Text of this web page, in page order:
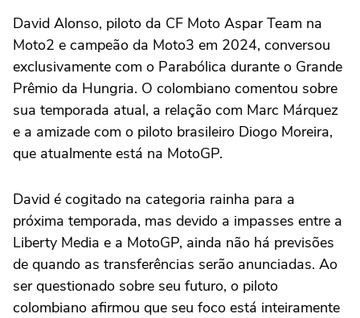
David Alonso, piloto da CF Moto Aspar Team na
Moto2 e campeão da Moto3 em 2024, conversou
exclusivamente com o Parabólica durante o Grande
Prêmio da Hungria. O colombiano comentou sobre
sua temporada atual, a relação com Marc Márquez
e a amizade com o piloto brasileiro Diogo Moreira,
que atualmente está na MotoGP.
David é cogitado na categoria rainha para a
próxima temporada, mas devido a impasses entre a
Liberty Media e a MotoGP, ainda não há previsões
de quando as transferências serão anunciadas. Ao
ser questionado sobre seu futuro, o piloto
colombiano afirmou que seu foco está inteiramente